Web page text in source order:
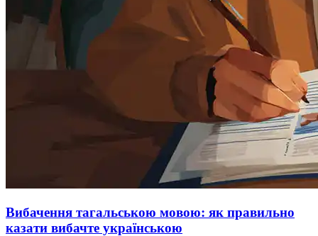
Вибачення тагальською мовою: як правильно
казати вибачте українською